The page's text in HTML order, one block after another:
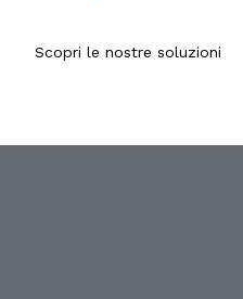
Scopri le nostre soluzioni